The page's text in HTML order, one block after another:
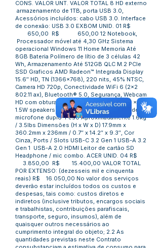
CONS. VALOR UNT. VALOR TOTAL 8 HD externo
armazenamento de 1TB, porta USB 3.0,
Acessórios incluídos: cabo USB 3.0. Interface
de conexão: USB 3.0 EXBOM UNID. 01 R$
650,00 R$ 650,00 12 Notebook,
Processador móvel até 4,30 GHz Sistema
operacional Windows 11 Home Memoria Até
8GB Bateria Polímero de lítio de 3 células 42
Wh, Armazenamento Até 512GB QLC M.2 PCIe
SSD Graficos AMD Radeon™ Integrada Display
15.6″ HD, TN (1366x768), 220 nits, 45% NTSC,
Camera HD 720p, Conectividade WiFi 6 (2x2
802.11 ax), Bluetooth® 5.0, Segurança, Webcam
HD com obturador de privacidade Audio 2 x
1.5W speakers com Dolby Audio™ Arranjo de
microfone duplo Peso Aproximadamente 1.6kg
/ 3.5lbs Dimensões (H x W x D) 17.9mm x
360.2mm x 236mm / 0.7″ x 14.2″ x 9.3″, Cor
Cinza, Ports / Slots USB-C 3.2 Gen 1 USB-A 3.2
Gen 1 USB-A 2.0 HDMI Leitor de cartão SD
Headphone / mic combo. ACER UNID. 04 R$
3.850,00 R$ 15.400,00 VALOR TOTAL
POR EXTENSO: (dezesseis mil e cinquenta
reais) R$ 16.050,00 No valor dos serviços
deverão estar incluídos todos os custos e
despesas, tais como: custos diretos e
indiretos (inclusive tributos, encargos sociais
e trabalhistas, contribuições parafiscais,
transporte, seguro, insumos), além de
quaisquer outros necessários ao
cumprimento integral do objeto; 2.2 As
quantidades previstas neste Contrato